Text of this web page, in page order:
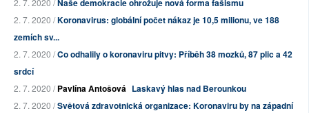
2. 7. 2020 /Naše demokracie ohrožuje nová forma fašismu
2. 7. 2020 /Koronavirus: globální počet nákaz je 10,5 milionu, ve 188
zemích sv...
2. 7. 2020 /Co odhalily o koronaviru pitvy: Příběh 38 mozků, 87 plic a 42
srdcí
2. 7. 2020 /Pavlína Antošová Laskavý hlas nad Berounkou
2. 7. 2020 /Světová zdravotnická organizace: Koronaviru by na západní